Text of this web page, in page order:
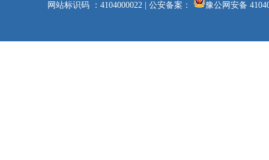
网站标识码 ：4104000022| 公安备案： 豫公网安备